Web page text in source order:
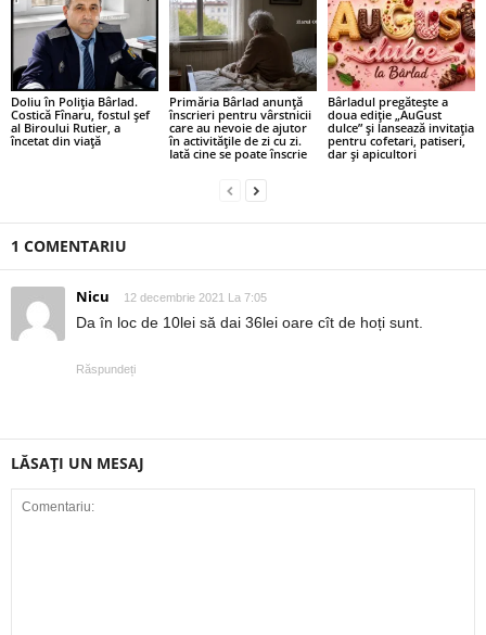
Doliu în Poliția Bârlad.
Costică Fînaru, fostul șef
al Biroului Rutier, a
încetat din viață
Primăria Bârlad anunță
înscrieri pentru vârstnicii
care au nevoie de ajutor
în activitățile de zi cu zi.
Iată cine se poate înscrie
Bârladul pregătește a
doua ediție „AuGust
dulce” și lansează invitația
pentru cofetari, patiseri,
dar și apicultori
1 COMENTARIU
Nicu 12 decembrie 2021 La 7:05
Da în loc de 10lei să dai 36lei oare cît de hoți sunt.
Răspundeți
LĂSAȚI UN MESAJ